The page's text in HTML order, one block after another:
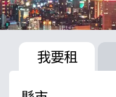
我要租